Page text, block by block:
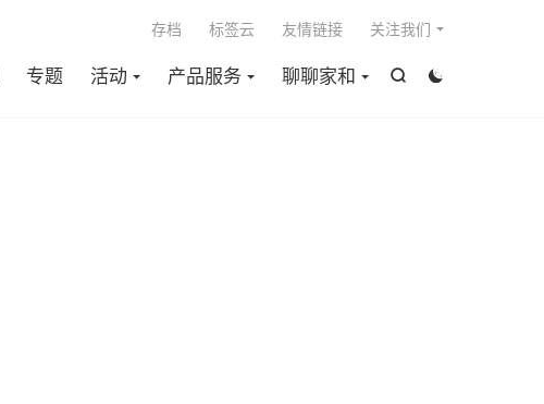


专题 活动 产品服务 聊聊家和
存档 标签云 友情链接 关注我们